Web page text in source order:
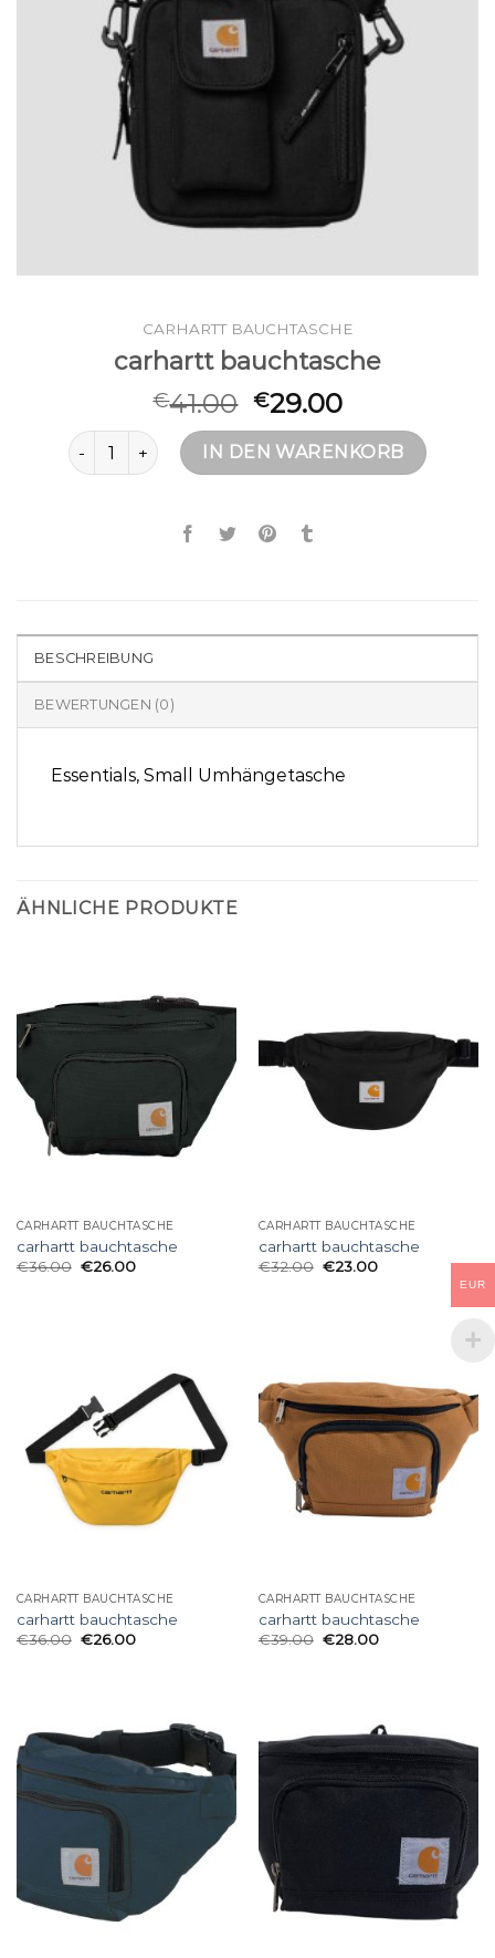
CARHARTT BAUCHTASCHE
carhartt bauchtasche
€41.00 €29.00
carhartt bauchtasche MengeIN DEN WARENKORB
BESCHREIBUNG
BEWERTUNGEN (0)
Essentials, Small Umhängetasche
ÄHNLICHE PRODUKTE
CARHARTT BAUCHTASCHE
carhartt bauchtasche
€36.00 €26.00
CARHARTT BAUCHTASCHE
carhartt bauchtasche
€32.00 €23.00
CARHARTT BAUCHTASCHE
carhartt bauchtasche
€36.00 €26.00
CARHARTT BAUCHTASCHE
carhartt bauchtasche
€39.00 €28.00
EUR